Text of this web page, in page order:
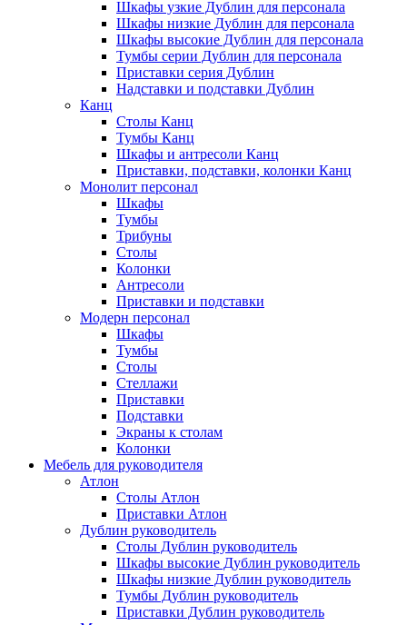
Шкафы узкие Дублин для персонала
Шкафы низкие Дублин для персонала
Шкафы высокие Дублин для персонала
Тумбы серии Дублин для персонала
Приставки серия Дублин
Надставки и подставки Дублин
Канц
Столы Канц
Тумбы Канц
Шкафы и антресоли Канц
Приставки, подставки, колонки Канц
Монолит персонал
Шкафы
Тумбы
Трибуны
Столы
Колонки
Антресоли
Приставки и подставки
Модерн персонал
Шкафы
Тумбы
Столы
Стеллажи
Приставки
Подставки
Экраны к столам
Колонки
Мебель для руководителя
Атлон
Столы Атлон
Приставки Атлон
Дублин руководитель
Столы Дублин руководитель
Шкафы высокие Дублин руководитель
Шкафы низкие Дублин руководитель
Тумбы Дублин руководитель
Приставки Дублин руководитель